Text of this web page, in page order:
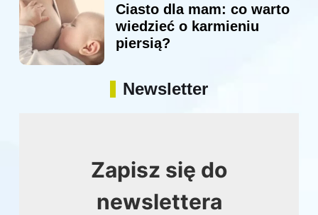
Ciasto dla mam: co warto
wiedzieć o karmieniu
piersią?
Newsletter
Zapisz się do
newslettera